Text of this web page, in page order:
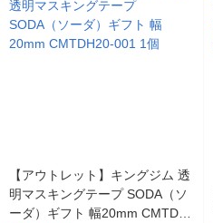
【アウトレット】キングジム 透
明マスキングテープ SODA（ソ
ーダ）ギフト 幅20mm CMTDH